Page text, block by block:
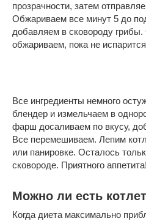
прозрачности, затем
Обжариваем все минут 5 до
добавляем в сковороду грибы.
обжариваем, пока не
Все ингредиенты немного
блендер и измельчаем в
фарш досаливаем по вкусу,
Все перемешиваем. Лепим
или панировке. Осталось
сковороде. Приятного аппетита!
Можно ли есть
Когда диета максимально